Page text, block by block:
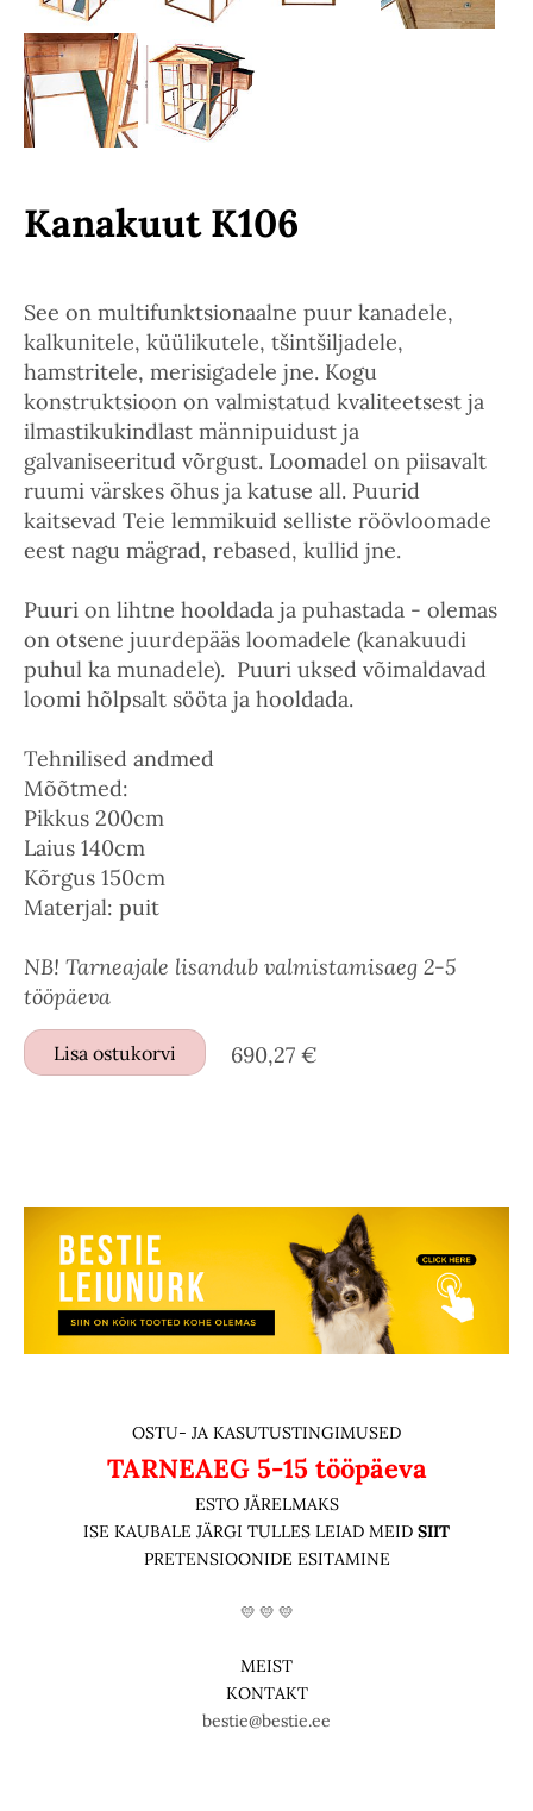
Kanakuut K106
See on multifunktsionaalne puur kanadele,
kalkunitele, küülikutele, tšintšiljadele,
hamstritele, merisigadele jne. Kogu
konstruktsioon on valmistatud kvaliteetsest ja
ilmastikukindlast männipuidust ja
galvaniseeritud võrgust. Loomadel on piisavalt
ruumi värskes õhus ja katuse all. Puurid
kaitsevad Teie lemmikuid selliste röövloomade
eest nagu mägrad, rebased, kullid jne.
Puuri on lihtne hooldada ja puhastada - olemas
on otsene juurdepääs loomadele (kanakuudi
puhul ka munadele). Puuri uksed võimaldavad
loomi hõlpsalt sööta ja hooldada.
Tehnilised andmed
Mõõtmed:
Pikkus 200cm
Laius 140cm
Kõrgus 150cm
Materjal: puit
NB! Tarneajale lisandub valmistamisaeg 2-5
tööpäeva
Lisa ostukorvi 690,27 €
OSTU- JA KASUTUSTINGIMUSED
TARNEAEG 5-15 tööpäeva
ESTO JÄRELMAKS
ISE KAUBALE JÄRGI TULLES LEIAD MEID SIIT
PRETENSIOONIDE ESITAMINE
💛 💛 💛
MEIST
KONTAKT
bestie@bestie.ee